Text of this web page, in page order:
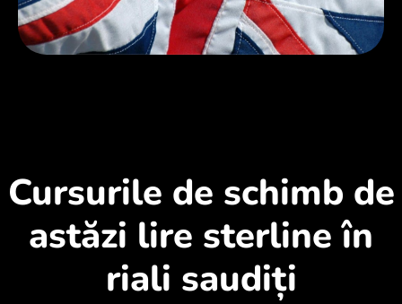
Cursurile de schimb de
astăzi lire sterline în
riali saudiți